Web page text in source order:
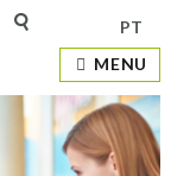
MENU
PT